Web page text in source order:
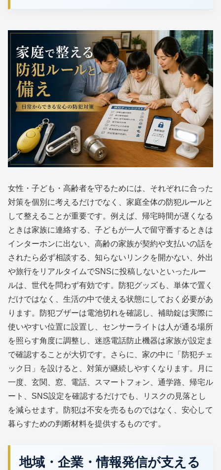
女性・子ども・高齢者を守るためには、それぞれに合った
対策を個別に考えるだけでなく、家庭全体の防犯ルールと
して整えることが重要です。例えば、帰宅時間が遅くなる
ときは家族に連絡する、子どもが一人で留守番するときは
インターホンに出ない、高齢の家族が契約や支払いの話を
されたら必ず相談する、知らないリンクを開かない、外出
や旅行をリアルタイムでSNSに投稿しないといったルー
ルは、世代を問わず有効です。防犯グッズも、単体で置く
だけではなく、生活の中で使える状態にしておく必要があ
ります。防犯ブザーは電池切れを確認し、補助錠は実際に
使いやすい位置に設置し、センサーライトは人が通る場所
を照らす角度に調整し、迷惑電話防止機器は家族が設定ま
で確認することが大切です。さらに、家の中に「防犯チェ
ック日」を設けると、対策が継続しやすくなります。月に
一度、玄関、窓、電話、スマートフォン、通学路、帰宅ル
ート、SNS設定を確認するだけでも、リスクの見落とし
を減らせます。防犯は不安を売るものではなく、安心して
暮らすための判断材料を提供するものです。
地域・企業・情報発信が支える